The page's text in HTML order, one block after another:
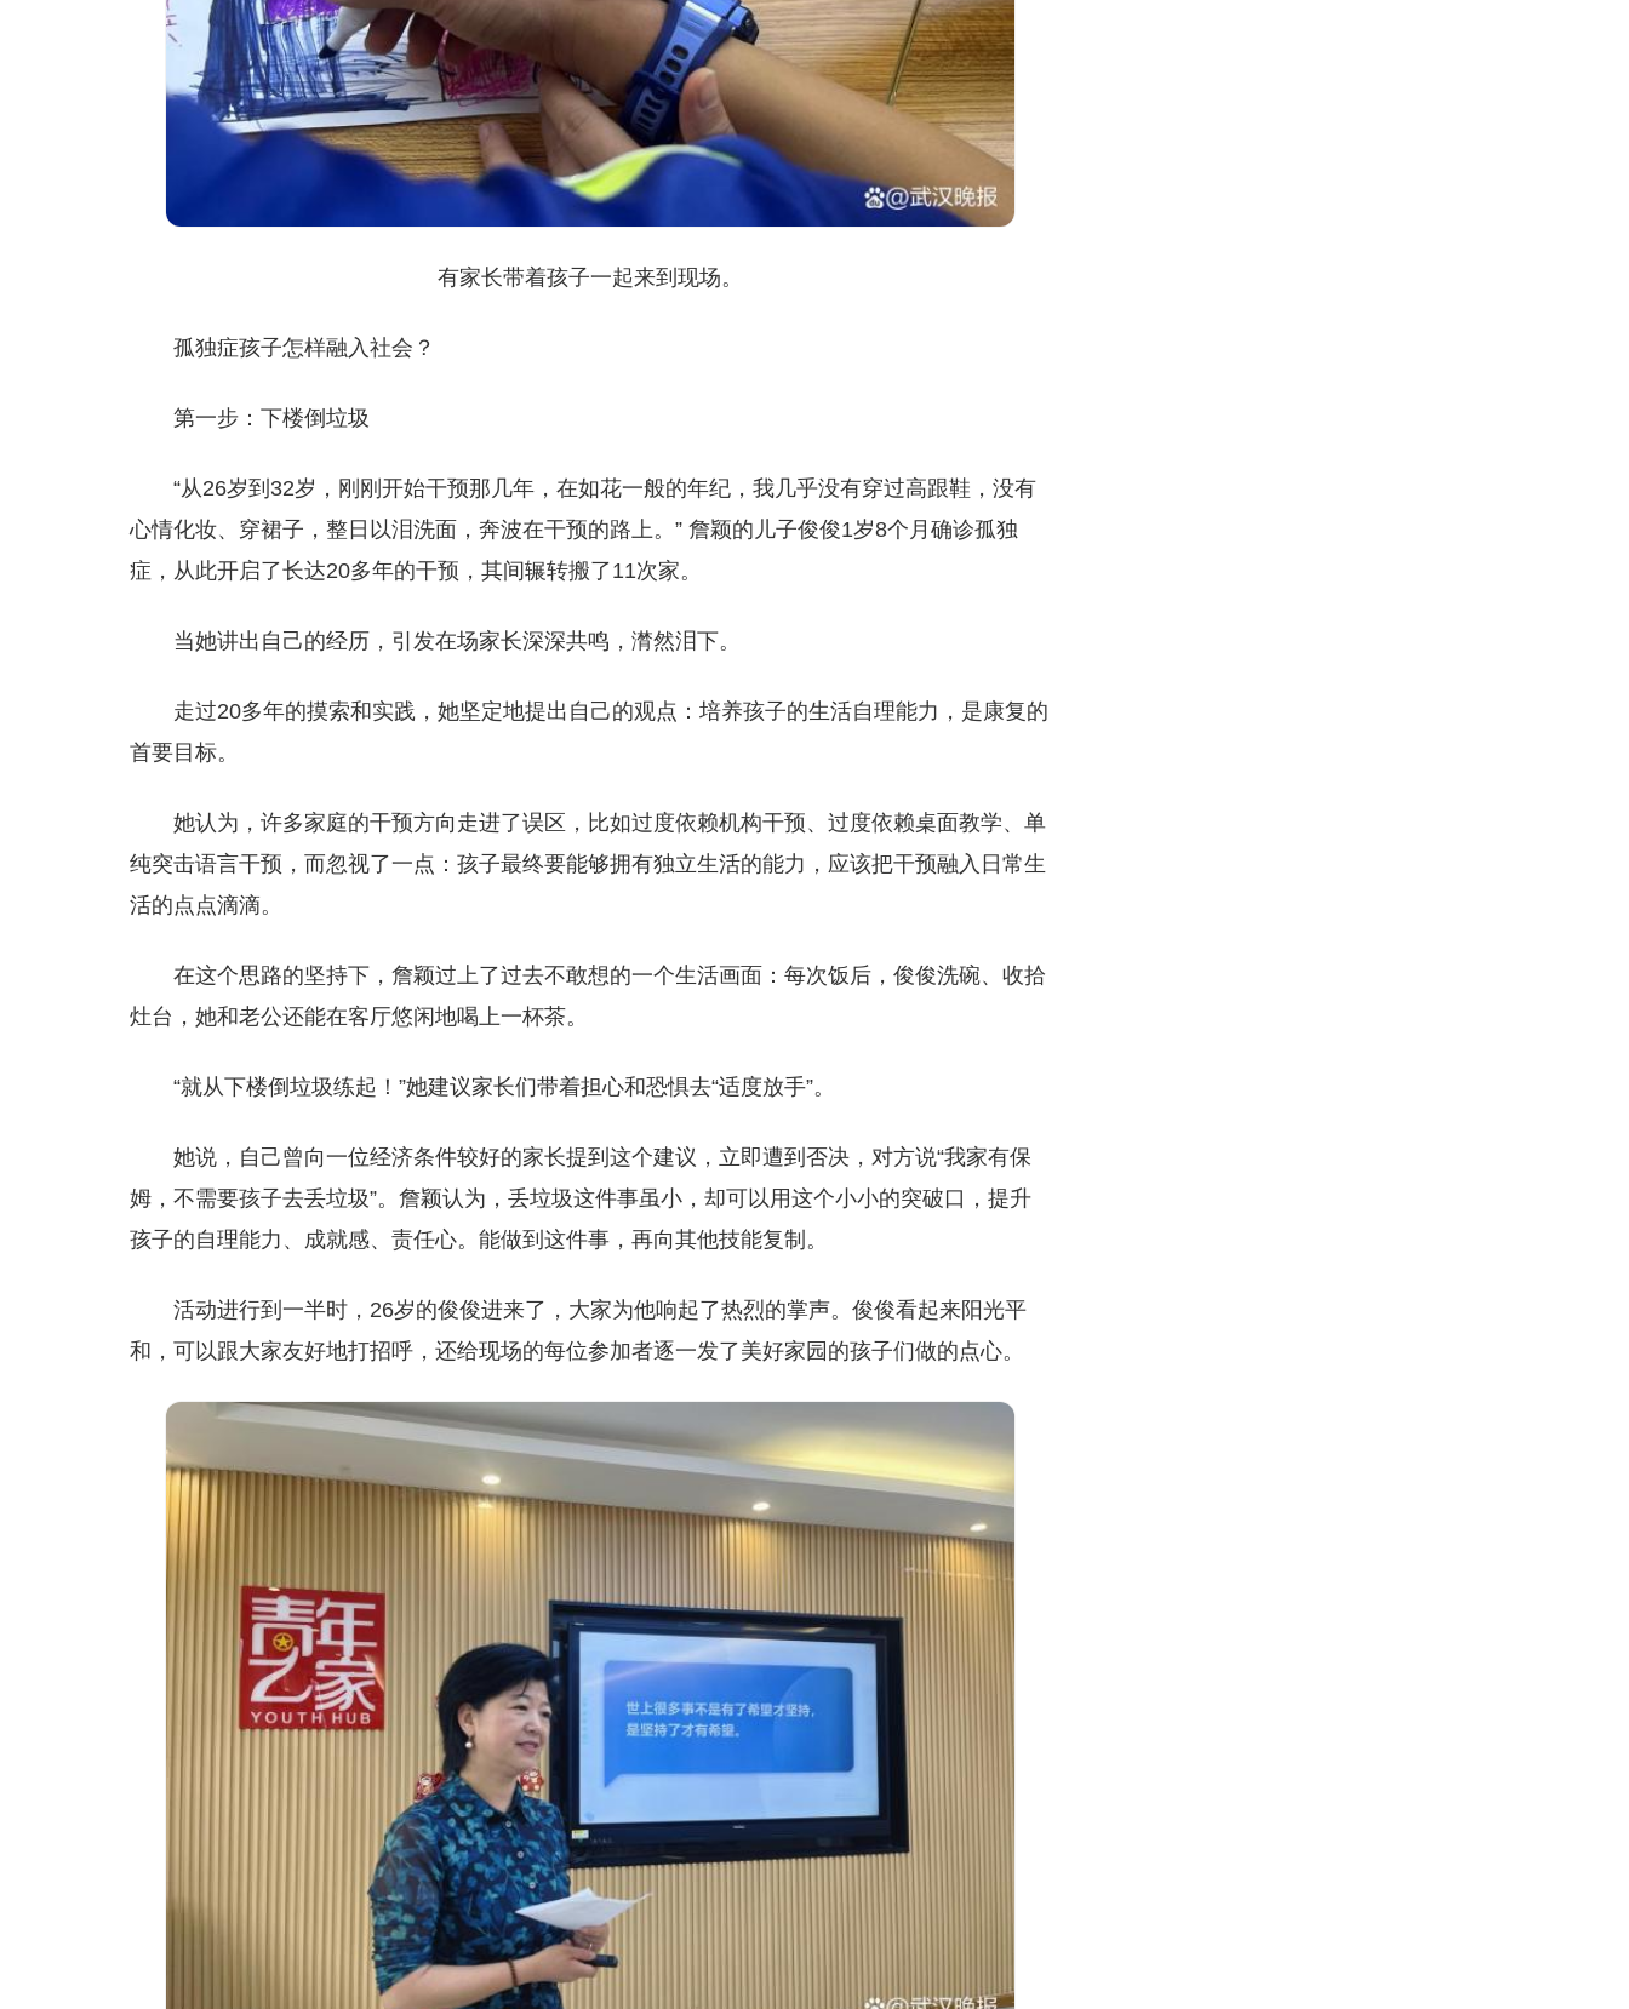
有家长带着孩子一起来到现场。
孤独症孩子怎样融入社会？
第一步：下楼倒垃圾
“从26岁到32岁，刚刚开始干预那几年，在如花一般的年纪，我几乎没有穿过高跟鞋，没有
心情化妆、穿裙子，整日以泪洗面，奔波在干预的路上。” 詹颖的儿子俊俊1岁8个月确诊孤独
症，从此开启了长达20多年的干预，其间辗转搬了11次家。
当她讲出自己的经历，引发在场家长深深共鸣，潸然泪下。
走过20多年的摸索和实践，她坚定地提出自己的观点：培养孩子的生活自理能力，是康复的
首要目标。
她认为，许多家庭的干预方向走进了误区，比如过度依赖机构干预、过度依赖桌面教学、单
纯突击语言干预，而忽视了一点：孩子最终要能够拥有独立生活的能力，应该把干预融入日常生
活的点点滴滴。
在这个思路的坚持下，詹颖过上了过去不敢想的一个生活画面：每次饭后，俊俊洗碗、收拾
灶台，她和老公还能在客厅悠闲地喝上一杯茶。
“就从下楼倒垃圾练起！”她建议家长们带着担心和恐惧去“适度放手”。
她说，自己曾向一位经济条件较好的家长提到这个建议，立即遭到否决，对方说“我家有保
姆，不需要孩子去丢垃圾”。詹颖认为，丢垃圾这件事虽小，却可以用这个小小的突破口，提升
孩子的自理能力、成就感、责任心。能做到这件事，再向其他技能复制。
活动进行到一半时，26岁的俊俊进来了，大家为他响起了热烈的掌声。俊俊看起来阳光平
和，可以跟大家友好地打招呼，还给现场的每位参加者逐一发了美好家园的孩子们做的点心。